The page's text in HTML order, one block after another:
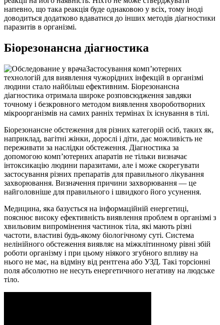
напевно, що така реакція буде однаковою у всіх, тому іноді
доводиться додатково вдаватися до інших методів діагностики
паразитів в організмі.
Біорезонансна діагностика
Застосування комп’ютерних
технологій для виявлення чужорідних інфекцій в організмі
людини стало найбільш ефективним. Біорезонансна
діагностика отримала широке розповсюдження завдяки
точному і безкровного методом виявлення хвороботворних
мікроорганізмів на самих ранніх термінах їх існування в тілі.
Біорезонансне обстеження для різних категорій осіб, таких як,
наприклад, вагітні жінки, дорослі і діти, дає можливість не
переживати за наслідки обстеження. Діагностика за
допомогою комп’ютерних апаратів не тільки визначає
інтоксикацію людини паразитами, але і може скорегувати
застосування різних препаратів для правильного лікування
захворювання. Визначення причини захворювання — це
найголовніше для правильного і швидкого його усунення.
Медицина, яка базується на інформаційній енергетиці,
пояснює високу ефективність виявлення проблем в організмі з
хвильовим випромінення частинок тіла, які мають різні
частоти, властиві будь-якому біологічному суті. Система
нелінійного обстеження виявляє на міжклітинному рівні збій
роботи організму і при цьому ніякого згубного впливу на
нього не має, на відміну від рентгена або УЗД. Такі торсіонні
поля абсолютно не несуть енергетичного негативу на людське
тіло.